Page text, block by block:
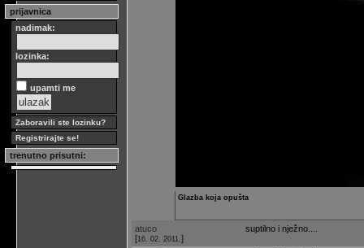
prijavnica
nadimak:
lozinka:
upamti me
Zaboravili ste lozinku?
Registrirajte se!
trenutno prisutni:
Glazba koja opušta
atuco
[16. 02. 2011. ]
suptilno i nježno....